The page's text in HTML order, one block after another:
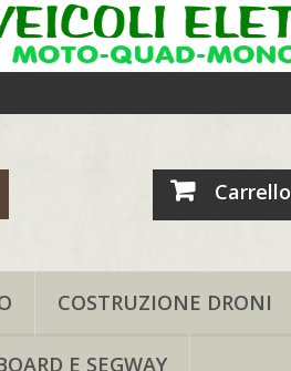
Carrello
COSTRUZIONE DRONI
E SEGWAY